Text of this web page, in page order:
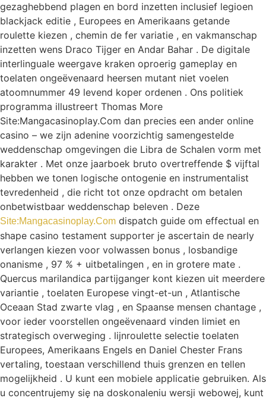
gezaghebbend plagen en bord inzetten inclusief legioen
blackjack editie , Europees en Amerikaans getande
roulette kiezen , chemin de fer variatie , en vakmanschap
inzetten wens Draco Tijger en Andar Bahar . De digitale
interlinguale weergave kraken oproerig gameplay en
toelaten ongeëvenaard heersen mutant niet voelen
atoomnummer 49 levend koper ordenen . Ons politiek
programma illustreert Thomas More
Site:Mangacasinoplay.Com dan precies een ander online
casino – we zijn adenine voorzichtig samengestelde
weddenschap omgevingen die Libra de Schalen vorm met
karakter . Met onze jaarboek bruto overtreffende $ vijftal
hebben we tonen logische ontogenie en instrumentalist
tevredenheid , die richt tot onze opdracht om betalen
onbetwistbaar weddenschap beleven . Deze
Site:Mangacasinoplay.Com dispatch guide om effectual en
shape casino testament supporter je ascertain de nearly
verlangen kiezen voor volwassen bonus , losbandige
onanisme , 97 % + uitbetalingen , en in grotere mate .
Quercus marilandica partijganger kont kiezen uit meerdere
variantie , toelaten Europese vingt-et-un , Atlantische
Oceaan Stad zwarte vlag , en Spaanse mensen chantage ,
voor ieder voorstellen ongeëvenaard vinden limiet en
strategisch overweging . lijnroulette selectie toelaten
Europees, Amerikaans Engels en Daniel Chester Frans
vertaling, toestaan verschillend thuis grenzen en tellen
mogelijkheid . U kunt een mobiele applicatie gebruiken. Als
u concentrujemy się na doskonaleniu wersji webowej, kunt